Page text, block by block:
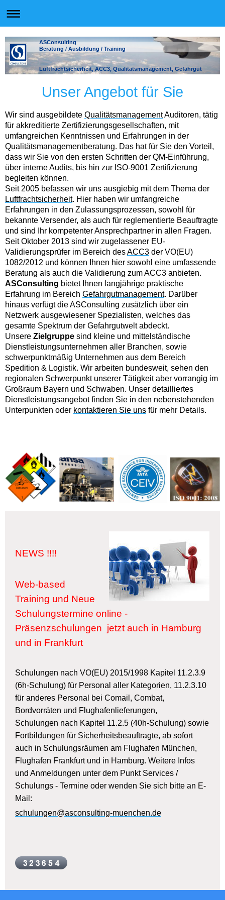
ASConsulting
Beratung / Ausbildung / Training
Luftfrachtsicherheit, ACC3, Qualitätsmanagement, Gefahrgut
Unser Angebot für Sie
Wir sind ausgebildete QualitätsmanagementAuditoren, tätig
für akkreditierte Zertifizierungsgesellschaften, mit
umfangreichen Kenntnissen und Erfahrungen in der
Qualitätsmanagementberatung. Das hat für Sie den Vorteil,
dass wir Sie von den ersten Schritten der QM-Einführung,
über interne Audits, bis hin zur ISO-9001 Zertifizierung
begleiten können.
Seit 2005 befassen wir uns ausgiebig mit dem Thema der
Luftfrachtsicherheit. Hier haben wir umfangreiche
Erfahrungen in den Zulassungsprozessen, sowohl für
bekannte Versender, als auch für reglementierte Beauftragte
und sind Ihr kompetenter Ansprechpartner in allen Fragen.
Seit Oktober 2013 sind wir zugelassener EU-
Validierungsprüfer im Bereich desACC3 der VO(EU)
1082/2012 und können Ihnen hier sowohl eine umfassende
Beratung als auch die Validierung zum ACC3 anbieten.
ASConsulting bietet Ihnen langjährige praktische
Erfahrung im Bereich Gefahrgutmanagement. Darüber
hinaus verfügt die ASConsulting zusätzlich über ein
Netzwerk ausgewiesener Spezialisten, welches das
gesamte Spektrum der Gefahrgutwelt abdeckt.
Unsere Zielgruppe sind kleine und mittelständische
Dienstleistungsunternehmen aller Branchen, sowie
schwerpunktmäßig Unternehmen aus dem Bereich
Spedition & Logistik. Wir arbeiten bundesweit, sehen den
regionalen Schwerpunkt unserer Tätigkeit aber vorrangig im
Großraum Bayern und Schwaben. Unser detailliertes
Dienstleistungsangebot finden Sie in den nebenstehenden
Unterpunkten oder kontaktieren Sie uns für mehr Details.
NEWS !!!!
Web-based
Training und Neue
Schulungstermine online -
Präsenzschulungen jetzt auch in Hamburg
und in Frankfurt
Schulungen nach VO(EU) 2015/1998 Kapitel 11.2.3.9
(6h-Schulung) für Personal aller Kategorien, 11.2.3.10
für anderes Personal bei Comail, Combat,
Bordvorräten und Flughafenlieferungen,
Schulungen nach Kapitel 11.2.5 (40h-Schulung) sowie
Fortbildungen für Sicherheitsbeauftragte, ab sofort
auch in Schulungsräumen am Flughafen München,
Flughafen Frankfurt und in Hamburg. Weitere Infos
und Anmeldungen unter dem Punkt Services /
Schulungs - Termine oder wenden Sie sich bitte an E-
Mail:
schulungen@asconsulting-muenchen.de